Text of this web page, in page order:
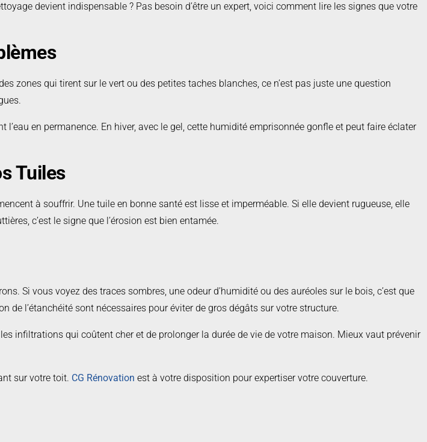
devient indispensable ? Pas besoin d’être un expert, voici comment lire les signes que votre
zones qui tirent sur le vert ou des petites taches blanches, ce n’est pas juste une question
en permanence. En hiver, avec le gel, cette humidité emprisonnée gonfle et peut faire éclater
Tuiles
à souffrir. Une tuile en bonne santé est lisse et imperméable. Si elle devient rugueuse, elle
c’est le signe que l’érosion est bien entamée.
Si vous voyez des traces sombres, une odeur d’humidité ou des auréoles sur le bois, c’est que
de l’étanchéité sont nécessaires pour éviter de gros dégâts sur votre structure.
infiltrations qui coûtent cher et de prolonger la durée de vie de votre maison. Mieux vaut prévenir
sur votre toit. CG Rénovation est à votre disposition pour expertiser votre couverture.